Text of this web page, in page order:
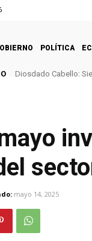
POLÍTICA
Diosdado Cabello:
mayo 14, 2025